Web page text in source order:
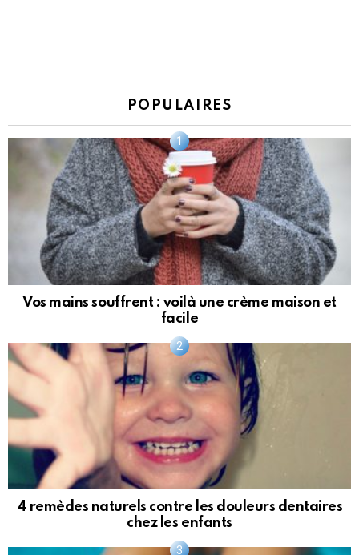
POPULAIRES
Vos mains souffrent : voilà une crème maison et
facile
4 remèdes naturels contre les douleurs dentaires
chez les enfants